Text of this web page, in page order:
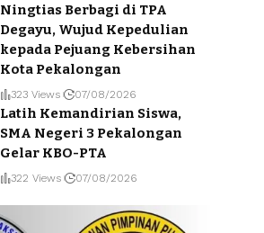
Ningtias Berbagi di TPA
Degayu, Wujud Kepedulian
kepada Pejuang Kebersihan
Kota Pekalongan
323 Views 07/08/2026
Latih Kemandirian Siswa,
SMA Negeri 3 Pekalongan
Gelar KBO-PTA
322 Views 07/08/2026